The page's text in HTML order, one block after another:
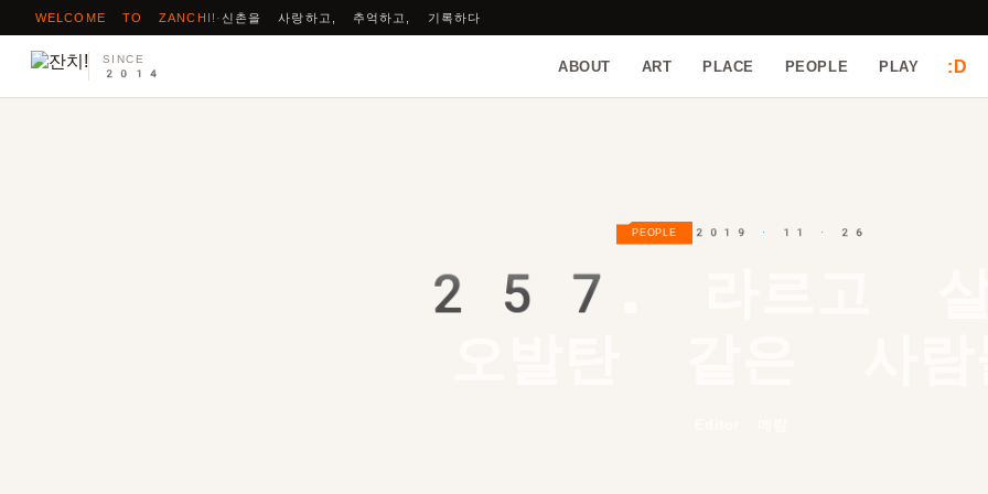
WELCOME TO ZANCHI! ·신촌을 사랑하고, 추억하고, 기록하다
SINCE
2014
ABOUT ART PLACE PEOPLE PLAY :D
PEOPLE 2019 · 11 · 26
257.